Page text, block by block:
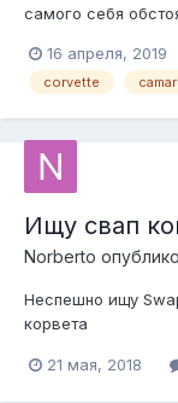
самого себя
при выяснении
тормоза
16 апреля, 2019
corvette
Ищу свап
Norberto
Неспешно ищу
корвета
21 мая, 2018